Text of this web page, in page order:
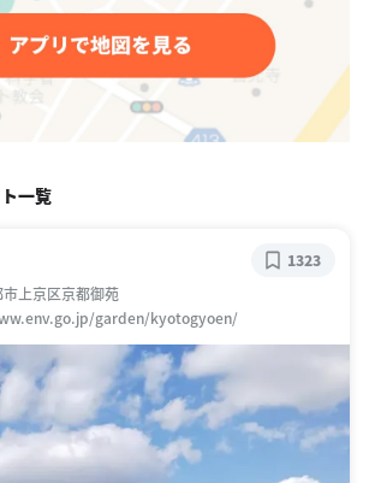
一覧
上京区京都御苑
garden/kyotogyoen/
1323